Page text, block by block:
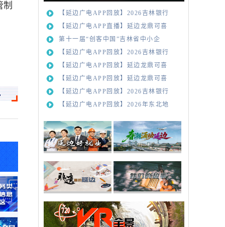
【延边广电APP回放】2026吉林银行
【延边广电APP直播】延边龙鼎可喜
第十一届“创客中国”吉林省中小企
【延边广电APP回放】2026吉林银行
【延边广电APP回放】延边龙鼎可喜
【延边广电APP回放】延边龙鼎可喜
【延边广电APP回放】2026吉林银行
【延边广电APP回放】2026年东北地